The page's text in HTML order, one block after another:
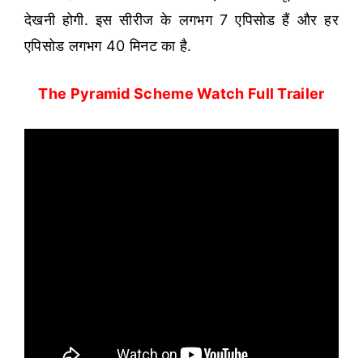
देखनी होगी. इस सीरीज के लगभग 7 एपिसोड हैं और हर
एपिसोड लगभग 40 मिनट का है.
The Pyramid Scheme Watch Full Trailer